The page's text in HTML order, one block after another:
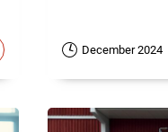
December 2024